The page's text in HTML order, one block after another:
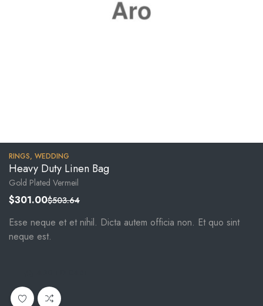
RINGS, WEDDING
Heavy Duty Linen Bag
Gold Plated Vermeil
$503.64
$301.00
Esse neque et et nihil. Dicta autem officia non. Et quo sint
neque est.